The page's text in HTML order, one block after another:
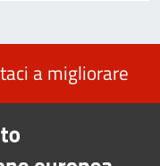
a migliorare